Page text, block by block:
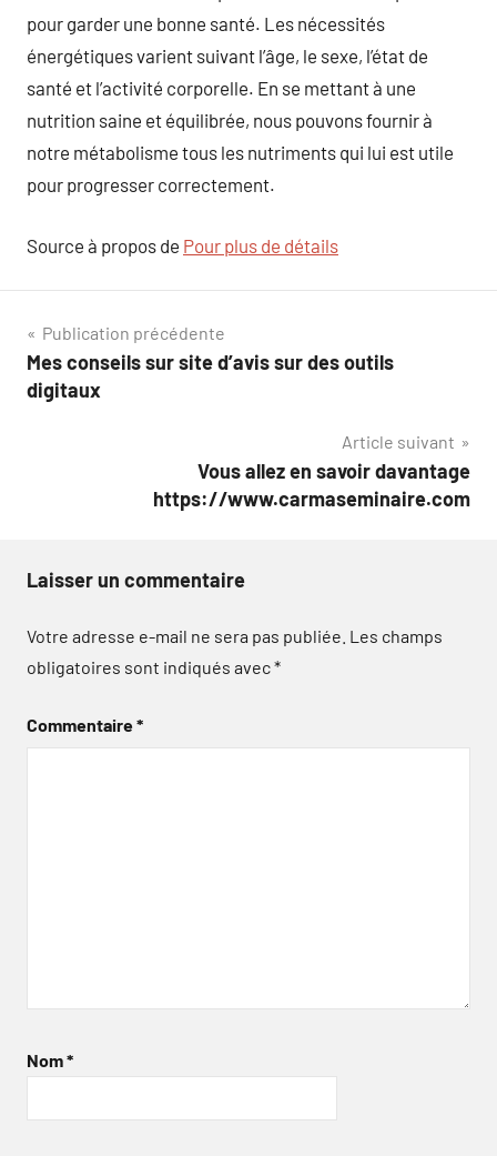
pour garder une bonne santé. Les nécessités
énergétiques varient suivant l’âge, le sexe, l’état de
santé et l’activité corporelle. En se mettant à une
nutrition saine et équilibrée, nous pouvons fournir à
notre métabolisme tous les nutriments qui lui est utile
pour progresser correctement.
Source à propos de Pour plus de détails
Navigation
de
Publication précédente
Mes conseils sur site d’avis sur des outils
digitaux
Article suivant
Vous allez en savoir davantage
https://www.carmaseminaire.com
Laisser un commentaire
Votre adresse e-mail ne sera pas publiée. Les champs
obligatoires sont indiqués avec*
Commentaire*
Nom*